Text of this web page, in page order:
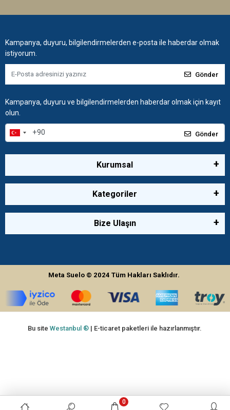
Kampanya, duyuru, bilgilendirmelerden e-posta ile haberdar olmak
istiyorum.
Gönder
Kampanya, duyuru ve bilgilendirmelerden haberdar olmak için kayıt
olun.
Gönder
Kurumsal
Kategoriler
Bize Ulaşın
Meta Suelo © 2024Tüm Hakları Saklıdır.
0
Bu siteWestanbul ® | E-ticaret paketleri ile hazırlanmıştır.